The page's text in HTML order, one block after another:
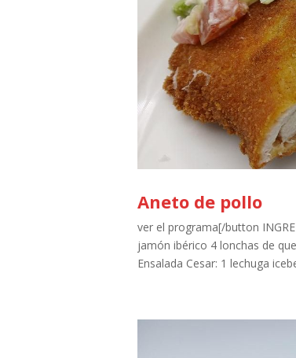
Aneto de pollo
ver el programa[/button
jamón ibérico 4 lonchas de
Ensalada Cesar: 1 lechuga